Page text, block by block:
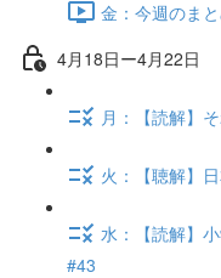
金：今週のま
4月18日ー4月22日
月：【読解】
火：【聴解】
水：【読解】
#43